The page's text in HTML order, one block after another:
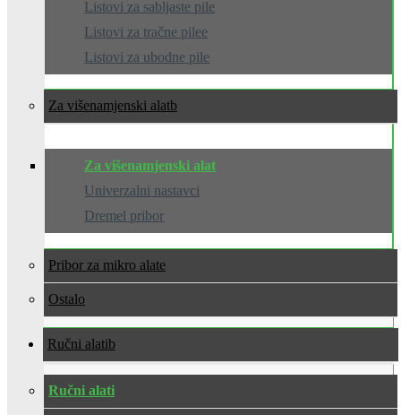
Listovi za sabljaste pile
Listovi za tračne pilee
Listovi za ubodne pile
Za višenamjenski alat
Za višenamjenski alat
Univerzalni nastavci
Dremel pribor
Pribor za mikro alate
Ostalo
Ručni alati
Ručni alati